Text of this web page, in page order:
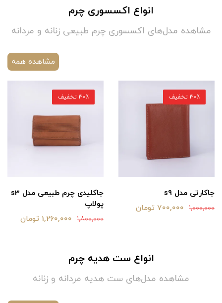
انواع اکسسوری چرم
مشاهده مدل‌های اکسسوری چرم طبیعی زنانه و مردانه
مشاهده همه
جاکارتی مدل s9
1,000,000 700,000 تومان
30٪ تخفیف
جاکلیدی چرم طبیعی مدل s3
پولاپ
1,800,000 1,260,000 تومان
30٪ تخفیف
انواع ست هدیه چرم
مشاهده مدل‌های ست هدیه مردانه و زنانه